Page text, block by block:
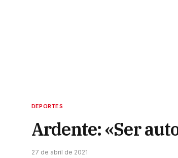
DEPORTES
Ardente: «Ser
27 de abril de 2021